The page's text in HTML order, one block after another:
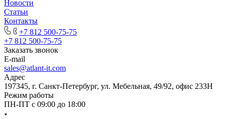
Новости
Статьи
Контакты
+7 812 500-75-75
+7 812 500-75-75
Заказать звонок
E-mail
sales@atlant-it.com
Адрес
197345, г. Санкт-Петербург, ул. Мебельная, 49/92, офис 233Н
Режим работы
ПН-ПТ с 09:00 до 18:00